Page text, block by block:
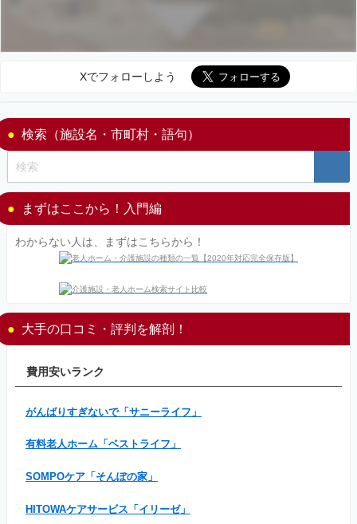
Xでフォローしよう
検索（施設名・市町村・語句）
まずはここから！入門編
わからない人は、まずはこちらから！
大手の口コミ・評判を解剖！
費用安いランク
がんばりすぎないで「サニーライフ」
有料老人ホーム「ベストライフ」
SOMPOケア「そんぽの家」
HITOWAケアサービス「イリーゼ」